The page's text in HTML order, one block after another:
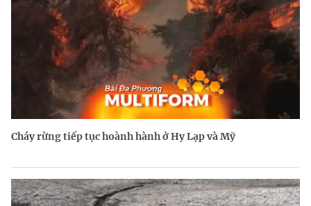
Cháy rừng tiếp tục hoành hành ở Hy Lạp và Mỹ